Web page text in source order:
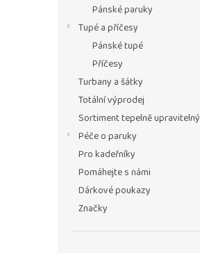
Pánské paruky
Tupé a příčesy
Pánské tupé
Příčesy
Turbany a šátky
Totální výprodej
Sortiment tepelně upravitelný
Péče o paruky
Pro kadeřníky
Pomáhejte s námi
Dárkové poukazy
Značky